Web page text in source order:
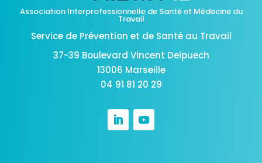
Association Interprofessionnelle de Santé et Médecine du
Travail
Service de Prévention et de Santé au Travail
37-39 Boulevard Vincent Delpuech
13006 Marseille
04 91 81 20 29